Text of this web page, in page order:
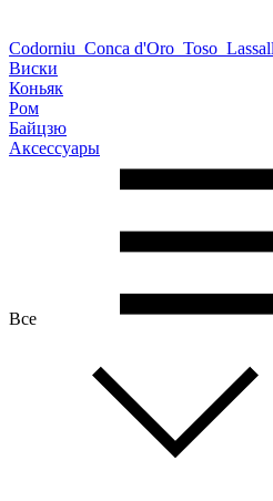
Codorniu Conca d'Oro Toso
Виски
Коньяк
Ром
Байцзю
Аксессуары
Все